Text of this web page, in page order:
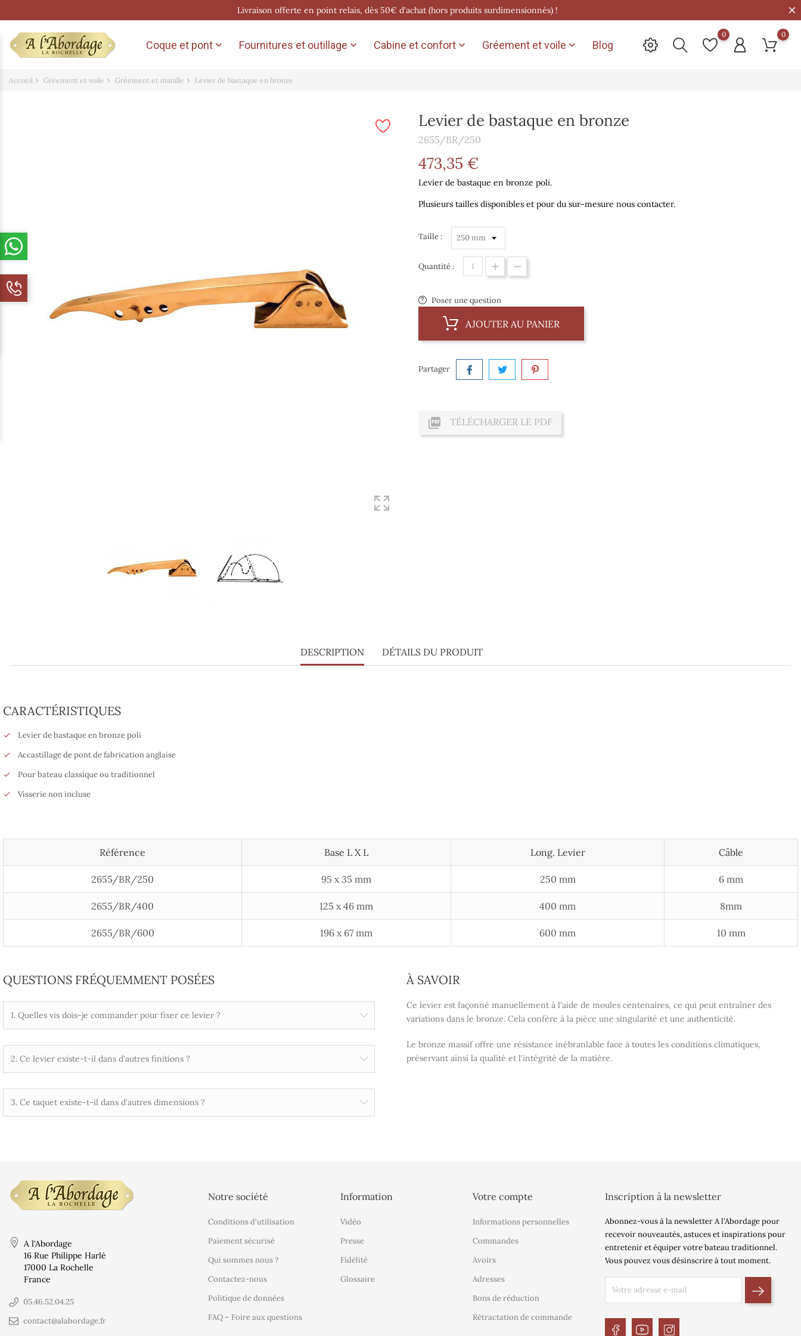
Livraison offerte en point relais, dès 50€ d'achat (hors produits surdimensionnés) !
Coque et pont  Fournitures et outillage  Cabine et confort  Gréement et voile  Blog
0 0
Accueil Gréement et voile Gréement et manille Levier de bastaque en bronze
Levier de bastaque en bronze
2655/BR/250
473,35 €
Levier de bastaque en bronze poli.
Plusieurs tailles disponibles et pour du sur-mesure nous contacter.
Taille :
Quantité :
Poser une question
AJOUTER AU PANIER
Partager
 TÉLÉCHARGER LE PDF
DESCRIPTION DÉTAILS DU PRODUIT
CARACTÉRISTIQUES
Levier de bastaque en bronze poli
Accastillage de pont de fabrication anglaise
Pour bateau classique ou traditionnel
Visserie non incluse
Référence Base L X L Long. Levier Câble
2655/BR/250 95 x 35 mm 250 mm 6 mm
2655/BR/400 125 x 46 mm 400 mm 8mm
2655/BR/600 196 x 67 mm 600 mm 10 mm
QUESTIONS FRÉQUEMMENT POSÉES
1. Quelles vis dois-je commander pour fixer ce levier ?
2. Ce levier existe-t-il dans d'autres finitions ?
3. Ce taquet existe-t-il dans d'autres dimensions ?
À SAVOIR
Ce levier est façonné manuellement à l'aide de moules centenaires, ce qui peut entraîner des
variations dans le bronze. Cela confère à la pièce une singularité et une authenticité.
Le bronze massif offre une résistance inébranlable face à toutes les conditions climatiques,
préservant ainsi la qualité et l'intégrité de la matière.
A l'Abordage
16 Rue Philippe Harlé
17000 La Rochelle
France
05.46.52.04.25
contact@alabordage.fr
Notre société
Conditions d'utilisation
Paiement sécurisé
Qui sommes nous ?
Contactez-nous
Politique de données
FAQ – Foire aux questions
Information
Vidéo
Presse
Fidélité
Glossaire
Votre compte
Informations personnelles
Commandes
Avoirs
Adresses
Bons de réduction
Rétractation de commande
Inscription à la newsletter
Abonnez-vous à la newsletter A l'Abordage pour
recevoir nouveautés, astuces et inspirations pour
entretenir et équiper votre bateau traditionnel.
Vous pouvez vous désinscrire à tout moment.